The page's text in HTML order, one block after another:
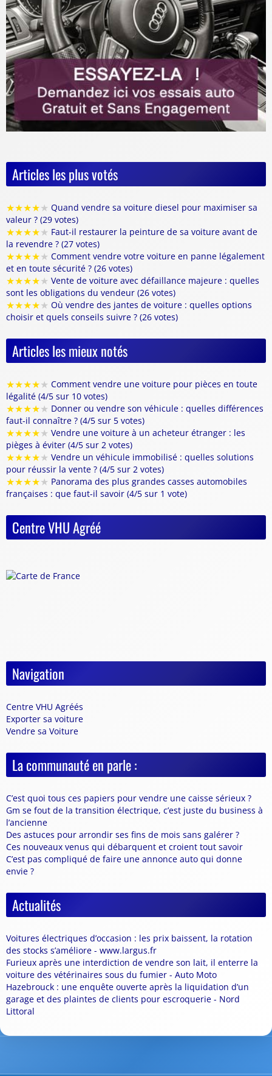
Articles les plus votés
★★★★★ Quand vendre sa voiture diesel pour maximiser sa
valeur ? (29 votes)
★★★★★ Faut-il restaurer la peinture de sa voiture avant de
la revendre ? (27 votes)
★★★★★ Comment vendre votre voiture en panne légalement
et en toute sécurité ? (26 votes)
★★★★★ Vente de voiture avec défaillance majeure : quelles
sont les obligations du vendeur (26 votes)
★★★★★ Où vendre des jantes de voiture : quelles options
choisir et quels conseils suivre ? (26 votes)
Articles les mieux notés
★★★★★ Comment vendre une voiture pour pièces en toute
légalité (4/5 sur 10 votes)
★★★★★ Donner ou vendre son véhicule : quelles différences
faut-il connaître ? (4/5 sur 5 votes)
★★★★★ Vendre une voiture à un acheteur étranger : les
pièges à éviter (4/5 sur 2 votes)
★★★★★ Vendre un véhicule immobilisé : quelles solutions
pour réussir la vente ? (4/5 sur 2 votes)
★★★★★ Panorama des plus grandes casses automobiles
françaises : que faut-il savoir (4/5 sur 1 vote)
Centre VHU Agréé
Navigation
Centre VHU Agréés
Exporter sa voiture
Vendre sa Voiture
La communauté en parle :
C’est quoi tous ces papiers pour vendre une caisse sérieux ?
Gm se fout de la transition électrique, c’est juste du business à
l’ancienne
Des astuces pour arrondir ses fins de mois sans galérer ?
Ces nouveaux venus qui débarquent et croient tout savoir
C’est pas compliqué de faire une annonce auto qui donne
envie ?
Actualités
Voitures électriques d’occasion : les prix baissent, la rotation
des stocks s’améliore - www.largus.fr
Furieux après une interdiction de vendre son lait, il enterre la
voiture des vétérinaires sous du fumier - Auto Moto
Hazebrouck : une enquête ouverte après la liquidation d’un
garage et des plaintes de clients pour escroquerie - Nord
Littoral